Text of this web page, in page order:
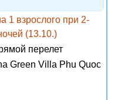
1 взрослого при 2-
(13.10.)
перелет
Green Villa Phu Quoc